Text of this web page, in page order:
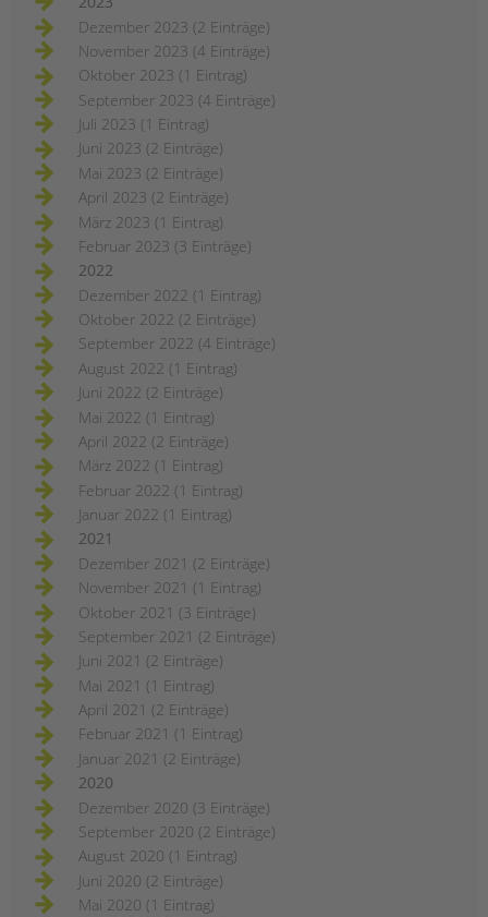
Dezember 2023 (2 Einträge)
November 2023 (4 Einträge)
Oktober 2023 (1 Eintrag)
September 2023 (4 Einträge)
Juli 2023 (1 Eintrag)
Juni 2023 (2 Einträge)
Mai 2023 (2 Einträge)
April 2023 (2 Einträge)
März 2023 (1 Eintrag)
Februar 2023 (3 Einträge)
2022
Dezember 2022 (1 Eintrag)
Oktober 2022 (2 Einträge)
September 2022 (4 Einträge)
August 2022 (1 Eintrag)
Juni 2022 (2 Einträge)
Mai 2022 (1 Eintrag)
April 2022 (2 Einträge)
März 2022 (1 Eintrag)
Februar 2022 (1 Eintrag)
Januar 2022 (1 Eintrag)
2021
Dezember 2021 (2 Einträge)
November 2021 (1 Eintrag)
Oktober 2021 (3 Einträge)
September 2021 (2 Einträge)
Juni 2021 (2 Einträge)
Mai 2021 (1 Eintrag)
April 2021 (2 Einträge)
Februar 2021 (1 Eintrag)
Januar 2021 (2 Einträge)
2020
Dezember 2020 (3 Einträge)
September 2020 (2 Einträge)
August 2020 (1 Eintrag)
Juni 2020 (2 Einträge)
Mai 2020 (1 Eintrag)